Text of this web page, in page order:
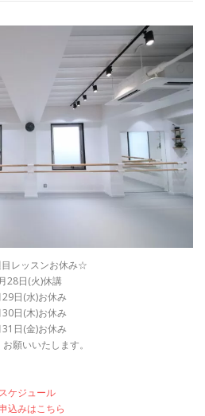
問い合わせ
レッスンお休み☆
28日(火)休講
日(水)お休み
日(木)お休み
日(金)お休み
願いいたします。
スケジュール
込みはこちら